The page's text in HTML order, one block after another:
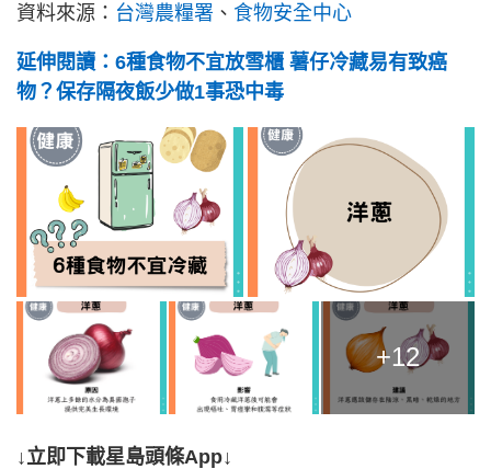
資料來源： 台灣農糧署 、 食物安全中心
延伸閱讀：6種食物不宜放雪櫃 薯仔冷藏易有致癌
物？保存隔夜飯少做1事恐中毒
+12
↓立即下載星島頭條App↓